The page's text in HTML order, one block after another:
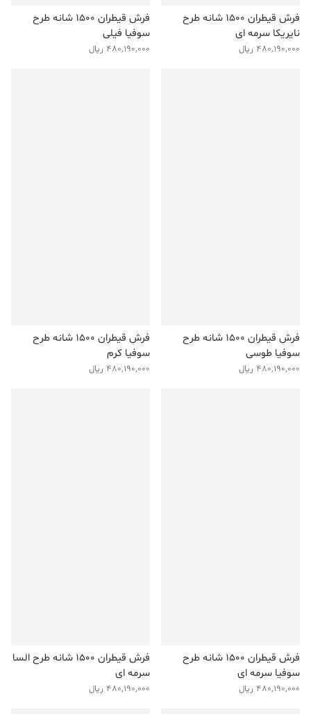
فرش قیطران ۱۵۰۰ شانه طرح
نایریکا سرمه ای
480,190,000 ریال
فرش قیطران ۱۵۰۰ شانه طرح
سوفیا فیلی
480,190,000 ریال
فرش قیطران ۱۵۰۰ شانه طرح
سوفیا طوسی
480,190,000 ریال
فرش قیطران ۱۵۰۰ شانه طرح
سوفیا کرم
480,190,000 ریال
فرش قیطران ۱۵۰۰ شانه طرح
سوفیا سرمه ای
480,190,000 ریال
فرش قیطران ۱۵۰۰ شانه طرح السا
سرمه ای
480,190,000 ریال